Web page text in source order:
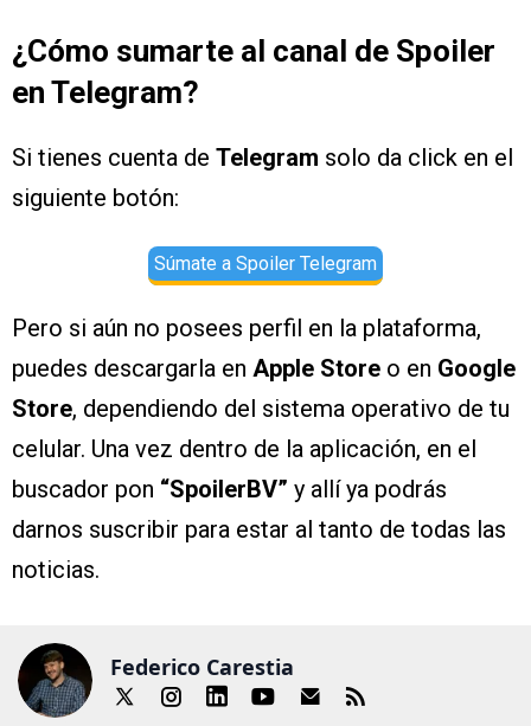
¿Cómo sumarte al canal de Spoiler
en Telegram?
Si tienes cuenta de Telegram solo da click en el
siguiente botón:
Súmate a Spoiler Telegram
Pero si aún no posees perfil en la plataforma,
puedes descargarla en Apple Store o en Google
Store, dependiendo del sistema operativo de tu
celular. Una vez dentro de la aplicación, en el
buscador pon “SpoilerBV” y allí ya podrás
darnos suscribir para estar al tanto de todas las
noticias.
Federico Carestia